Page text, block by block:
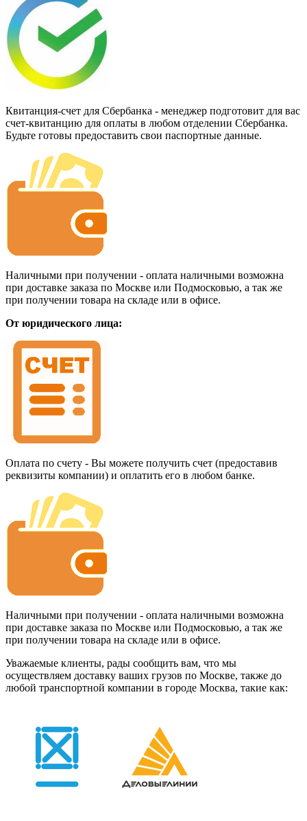
Квитанция-счет для Сбербанка - менеджер подготовит для вас
счет-квитанцию для оплаты в любом отделении Сбербанка.
Будьте готовы предоставить свои паспортные данные.
Наличными при получении - оплата наличными возможна
при доставке заказа по Москве или Подмосковью, а так же
при получении товара на складе или в офисе.
От юридического лица:
Оплата по счету - Вы можете получить счет (предоставив
реквизиты компании) и оплатить его в любом банке.
Наличными при получении - оплата наличными возможна
при доставке заказа по Москве или Подмосковью, а так же
при получении товара на складе или в офисе.
Уважаемые клиенты, рады сообщить вам, что мы
осуществляем доставку ваших грузов по Москве, также до
любой транспортной компании в городе Москва, такие как: